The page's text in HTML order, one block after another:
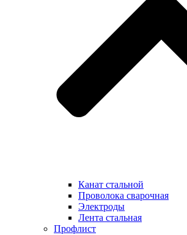
Канат стальной
Проволока сварочная
Электроды
Лента стальная
Профлист